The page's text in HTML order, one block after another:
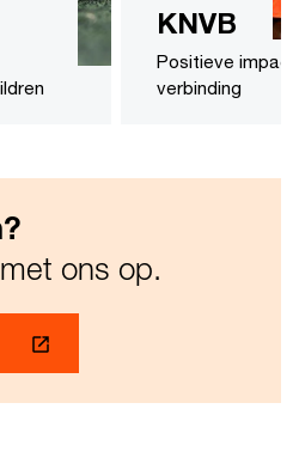
KNVB
Positieve
verbinding
ons op.